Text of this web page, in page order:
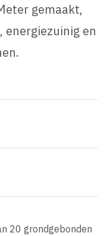
gemaakt,
energiezuinig en
20 grondgebonden